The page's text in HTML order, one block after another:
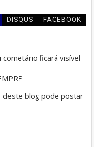
DISQUS FACEBOOK
cometário ficará visível
deste blog pode postar